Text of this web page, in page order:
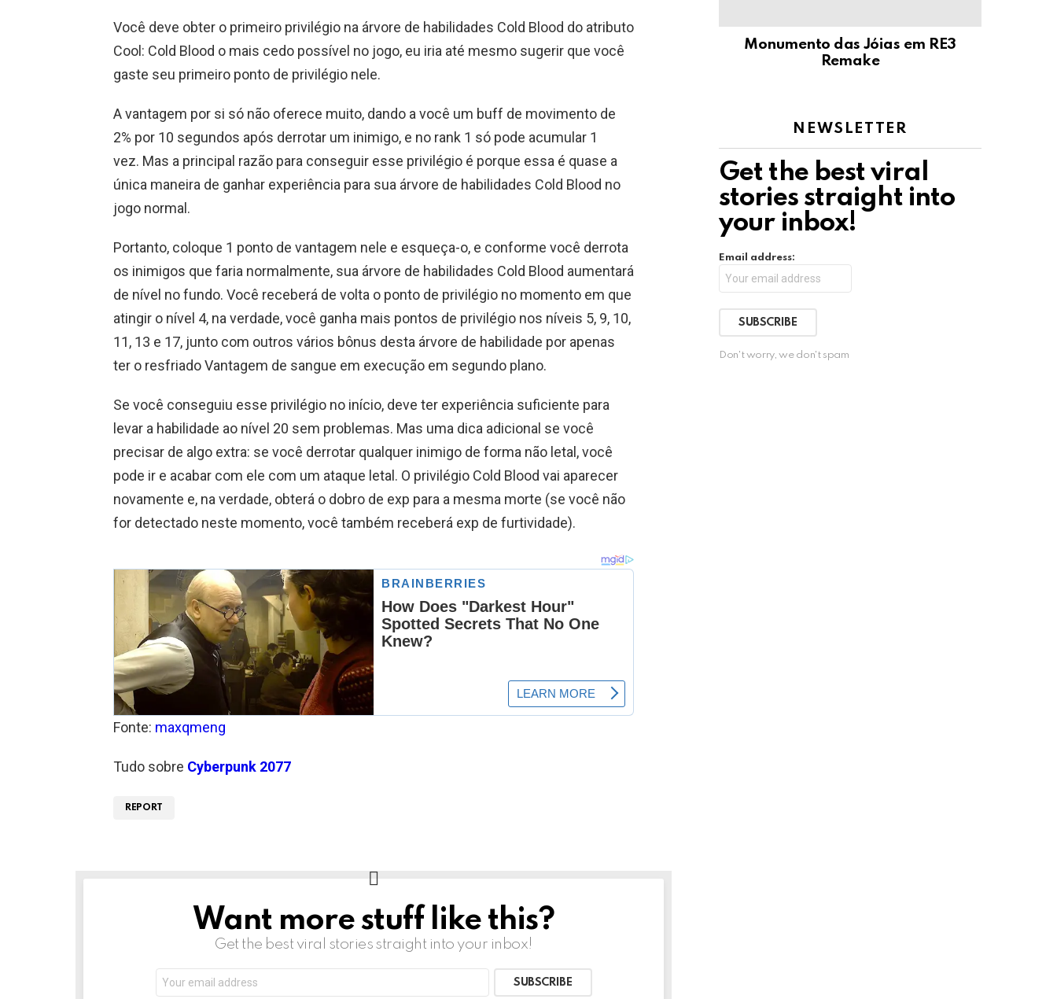
Você deve obter o primeiro privilégio na árvore de habilidades Cold Blood do atributo
Cool: Cold Blood o mais cedo possível no jogo, eu iria até mesmo sugerir que você
gaste seu primeiro ponto de privilégio nele.
A vantagem por si só não oferece muito, dando a você um buff de movimento de
2% por 10 segundos após derrotar um inimigo, e no rank 1 só pode acumular 1
vez. Mas a principal razão para conseguir esse privilégio é porque essa é quase a
única maneira de ganhar experiência para sua árvore de habilidades Cold Blood no
jogo normal.
Portanto, coloque 1 ponto de vantagem nele e esqueça-o, e conforme você derrota
os inimigos que faria normalmente, sua árvore de habilidades Cold Blood aumentará
de nível no fundo. Você receberá de volta o ponto de privilégio no momento em que
atingir o nível 4, na verdade, você ganha mais pontos de privilégio nos níveis 5, 9, 10,
11, 13 e 17, junto com outros vários bônus desta árvore de habilidade por apenas
ter o resfriado Vantagem de sangue em execução em segundo plano.
Se você conseguiu esse privilégio no início, deve ter experiência suficiente para
levar a habilidade ao nível 20 sem problemas. Mas uma dica adicional se você
precisar de algo extra: se você derrotar qualquer inimigo de forma não letal, você
pode ir e acabar com ele com um ataque letal. O privilégio Cold Blood vai aparecer
novamente e, na verdade, obterá o dobro de exp para a mesma morte (se você não
for detectado neste momento, você também receberá exp de furtividade).
Fonte: maxqmeng
Tudo sobre Cyberpunk 2077
REPORT
NEWSLETTERWant more stuff like this?
Get the best viral stories straight into your inbox!
address:
Monumento das Jóias em RE3
Remake
NEWSLETTER
Get the best viral
stories straight into
your inbox!
Email address:
Don't worry, we don't spam